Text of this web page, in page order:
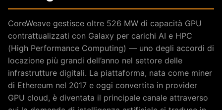
CoreWeave gestisce oltre 526 MW di capacità GPU
contrattualizzati con Galaxy per carichi AI e HPC
(High Performance Computing) — uno degli accordi di
locazione più grandi dell’anno nel settore delle
infrastrutture digitali. La piattaforma, nata come miner
di Ethereum nel 2017 e oggi convertita in provider
GPU cloud, è diventata il principale canale attraverso